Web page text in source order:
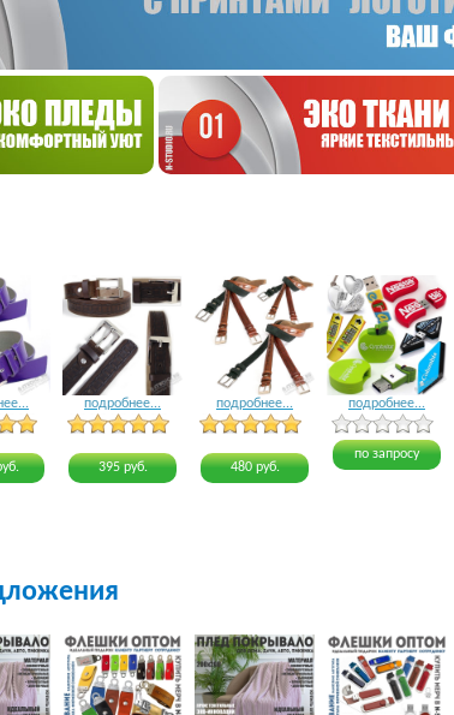
3 голоса
подробнее...
3 голоса
395 руб.
подробнее...
4 голоса
480 руб.
подробнее...
по запросу